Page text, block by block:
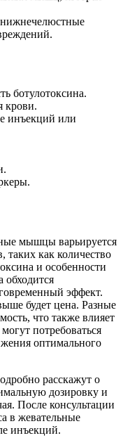
ботулотоксина.
крови.
инъекций или
мышцы варьируется
таких как количество
и особенности
эффект.
будет цена. Разные
что также влияет
потребоваться
оптимального
расскажут о
дозировку и
После консультации
в жевательные
инъекций.